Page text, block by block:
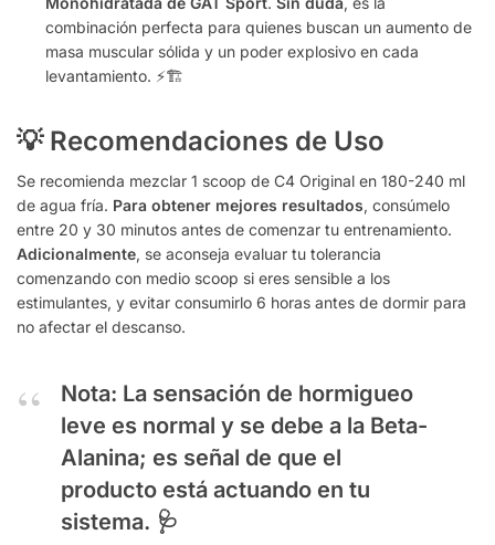
combinación perfecta para quienes buscan un aumento de
masa muscular sólida y un poder explosivo en cada
levantamiento. ⚡🏗️
💡 Recomendaciones de Uso
Se recomienda mezclar 1 scoop de C4 Original en 180-240 ml
de agua fría. Para obtener mejores resultados, consúmelo
entre 20 y 30 minutos antes de comenzar tu entrenamiento.
Adicionalmente, se aconseja evaluar tu tolerancia
comenzando con medio scoop si eres sensible a los
estimulantes, y evitar consumirlo 6 horas antes de dormir para
no afectar el descanso.
Nota: La sensación de hormigueo
leve es normal y se debe a la Beta-
Alanina; es señal de que el
producto está actuando en tu
sistema. 🩺